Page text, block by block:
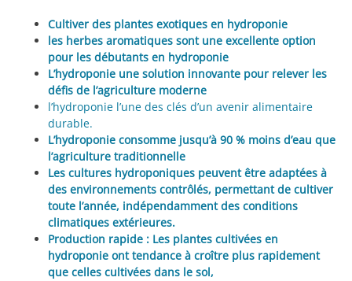
Cultiver des plantes exotiques en hydroponie
les herbes aromatiques sont une excellente option
pour les débutants en hydroponie
L’hydroponie une solution innovante pour relever les
défis de l’agriculture moderne
l’hydroponie l’une des clés d’un avenir alimentaire
durable.
L’hydroponie consomme jusqu’à 90 % moins d’eau que
l’agriculture traditionnelle
Les cultures hydroponiques peuvent être adaptées à
des environnements contrôlés, permettant de cultiver
toute l’année, indépendamment des conditions
climatiques extérieures.
Production rapide : Les plantes cultivées en
hydroponie ont tendance à croître plus rapidement
que celles cultivées dans le sol,